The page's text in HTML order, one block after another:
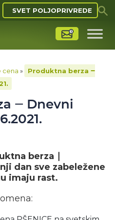
SVET POLJOPRIVREDE
cena »
Produktna berza ‒
‒ Dnevni
berza ∣
dan sve zabeležene
imaju rast.